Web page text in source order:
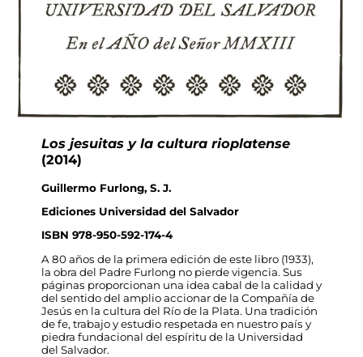
Los jesuitas y la cultura rioplatense
(2014)
Guillermo Furlong, S. J.
Ediciones Universidad del Salvador
ISBN 978-950-592-174-4
A 80 años de la primera edición de este libro (1933),
la obra del Padre Furlong no pierde vigencia. Sus
páginas proporcionan una idea cabal de la calidad y
del sentido del amplio accionar de la Compañía de
Jesús en la cultura del Río de la Plata. Una tradición
de fe, trabajo y estudio respetada en nuestro país y
piedra fundacional del espíritu de la Universidad
del Salvador.